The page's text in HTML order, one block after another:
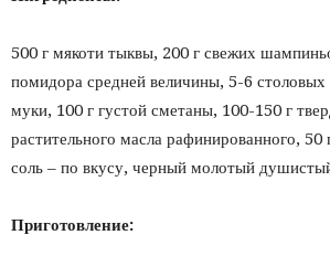
500 г мякоти тыквы, 200 г свежих
помидора средней величины, 5-6
муки, 100 г густой сметаны, 100-150 г
растительного масла рафинированного, 50
соль – по вкусу, черный молотый
Приготовление: